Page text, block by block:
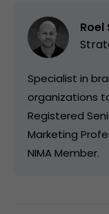
Specialist in
organizations
Registered
Marketing
NIMA Member.